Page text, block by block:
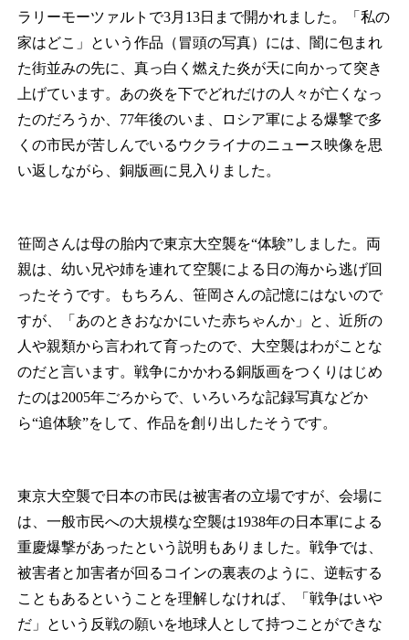
ラリーモーツァルトで3月13日まで開かれました。「私の
家はどこ」という作品（冒頭の写真）には、闇に包まれ
た街並みの先に、真っ白く燃えた炎が天に向かって突き
上げています。あの炎を下でどれだけの人々が亡くなっ
たのだろうか、77年後のいま、ロシア軍による爆撃で多
くの市民が苦しんでいるウクライナのニュース映像を思
い返しながら、銅版画に見入りました。
笹岡さんは母の胎内で東京大空襲を“体験”しました。両
親は、幼い兄や姉を連れて空襲による日の海から逃げ回
ったそうです。もちろん、笹岡さんの記憶にはないので
すが、「あのときおなかにいた赤ちゃんか」と、近所の
人や親類から言われて育ったので、大空襲はわがことな
のだと言います。戦争にかかわる銅版画をつくりはじめ
たのは2005年ごろからで、いろいろな記録写真などか
ら“追体験”をして、作品を創り出したそうです。
東京大空襲で日本の市民は被害者の立場ですが、会場に
は、一般市民への大規模な空襲は1938年の日本軍による
重慶爆撃があったという説明もありました。戦争では、
被害者と加害者が回るコインの裏表のように、逆転する
こともあるということを理解しなければ、「戦争はいや
だ」という反戦の願いを地球人として持つことができな